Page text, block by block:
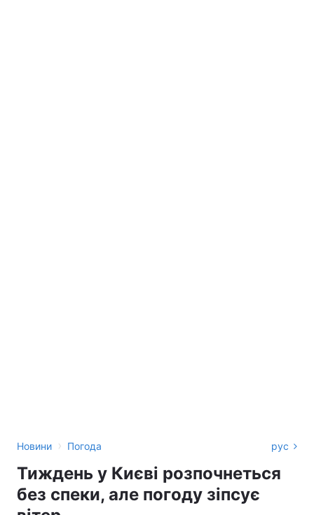
Новини › Погода рус
Тиждень у Києві розпочнеться
без спеки, але погоду зіпсує